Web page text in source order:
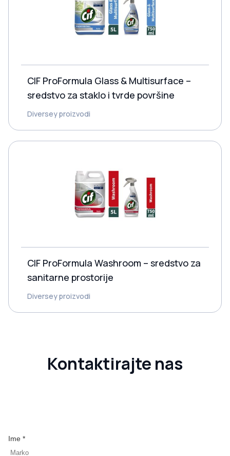
CIF ProFormula Glass & Multisurface –
sredstvo za staklo i tvrde površine
Diversey proizvodi
CIF ProFormula Washroom – sredstvo za
sanitarne prostorije
Diversey proizvodi
Kontaktirajte nas
Ime *